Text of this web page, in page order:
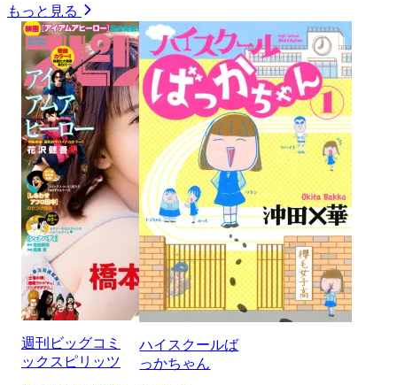
もっと見る
週刊ビッグコミ
ックスピリッツ
ハイスクールば
っかちゃん